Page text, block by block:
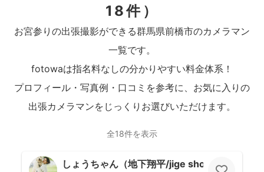
18件）
お宮参りの出張撮影ができる群馬県前橋市のカメラマン
一覧です。
fotowaは指名料なしの分かりやすい料金体系！
プロフィール・写真例・口コミを参考に、お気に入りの
出張カメラマンをじっくりお選びいただけます。
全18件を表示
しょうちゃん（地下翔平/jige shohe）